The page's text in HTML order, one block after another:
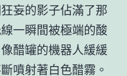
妄的影子佔滿了那
一瞬間被極端的酸
醋罐的機器人緩緩
噴射著白色醋霧。